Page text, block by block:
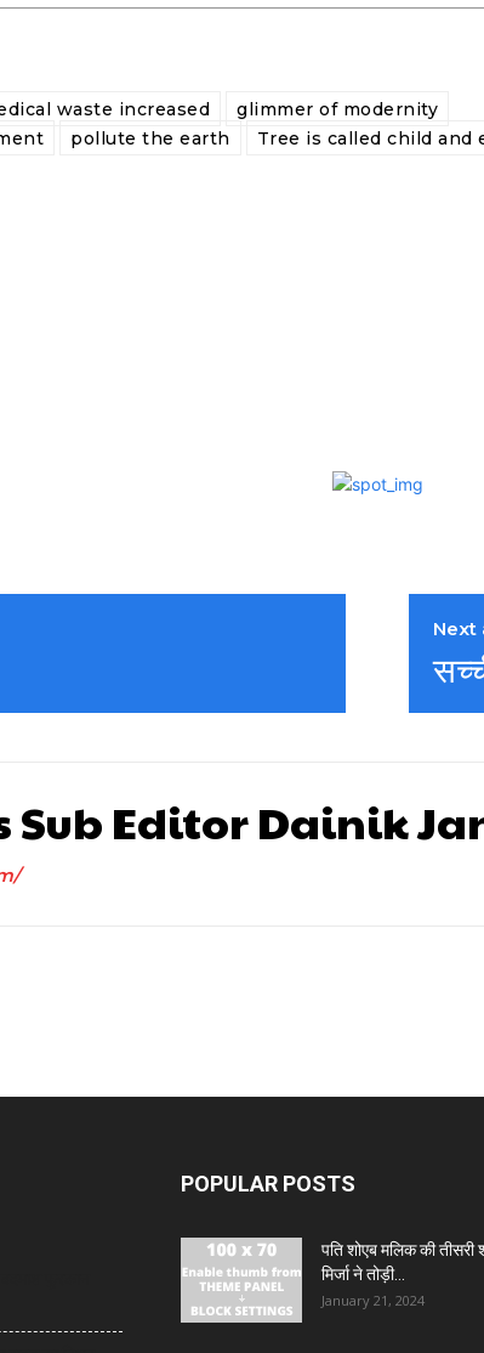
waste increased
glimmer of modernity
pollute the earth
Tree is called child and
Next
Sub Editor Dainik
POPULAR POSTS
पति शोएब मलिक की तीसरी
मिर्जा ने तोड़ी...
January 21, 2024